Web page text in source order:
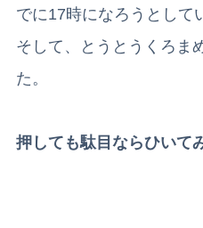
でに17時になろうとして
そして、とうとうくろま
た。
押しても駄目ならひいて